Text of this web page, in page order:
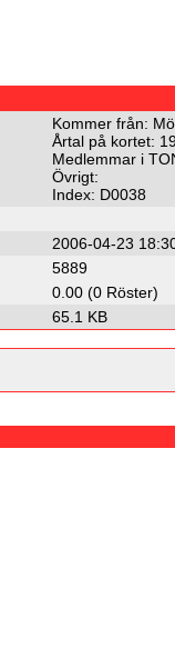
Kommer från:
Årtal på kortet:
Medlemmar i
Övrigt:
Index: D0038
2006-04-23
5889
0.00 (0 Röster)
65.1 KB